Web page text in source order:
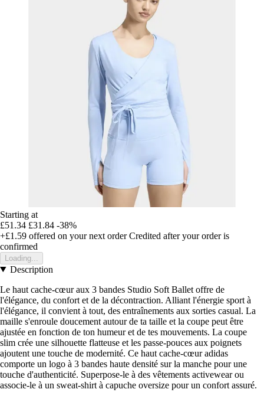
Starting at
£51.34 £31.84 -38%
+£1.59 offered on your next order Credited after your order is
confirmed
Loading...
Description
Le haut cache-cœur aux 3 bandes Studio Soft Ballet offre de
l'élégance, du confort et de la décontraction. Alliant l'énergie sport à
l'élégance, il convient à tout, des entraînements aux sorties casual. La
maille s'enroule doucement autour de ta taille et la coupe peut être
ajustée en fonction de ton humeur et de tes mouvements. La coupe
slim crée une silhouette flatteuse et les passe-pouces aux poignets
ajoutent une touche de modernité. Ce haut cache-cœur adidas
comporte un logo à 3 bandes haute densité sur la manche pour une
touche d'authenticité. Superpose-le à des vêtements activewear ou
associe-le à un sweat-shirt à capuche oversize pour un confort assuré.